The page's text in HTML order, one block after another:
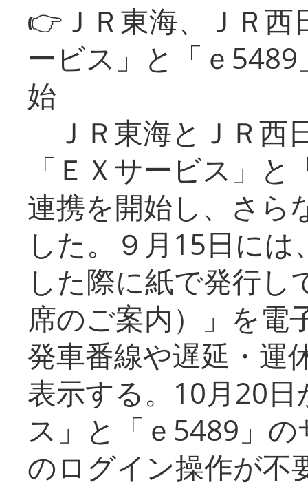
👉ＪＲ東海、ＪＲ
ービス」と「ｅ
始
ＪＲ東海とＪＲ西
「ＥＸサービス」
連携を開始し、さら
した。９月15日に
した際に紙で発行し
席のご案内）」を電
発車番線や遅延・運
表示する。10月20
ス」と「ｅ5489」
のログイン操作が不